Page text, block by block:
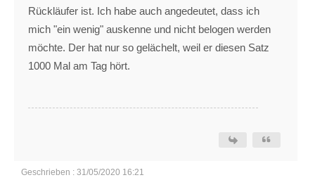
Rückläufer ist. Ich habe auch angedeutet, dass ich
mich "ein wenig" auskenne und nicht belogen werden
möchte. Der hat nur so gelächelt, weil er diesen Satz
1000 Mal am Tag hört.
Geschrieben : 31/05/2020 16:21